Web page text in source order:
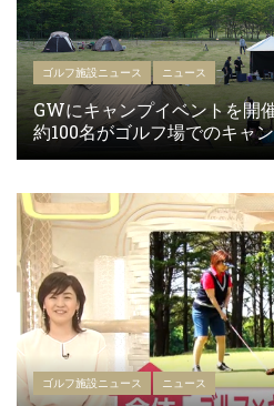
ゴルフ施設ニュース ニュース
GWにキャンプイベントを開
約100名がゴルフ場でのキャ
ゴルフ施設ニュース ニュース